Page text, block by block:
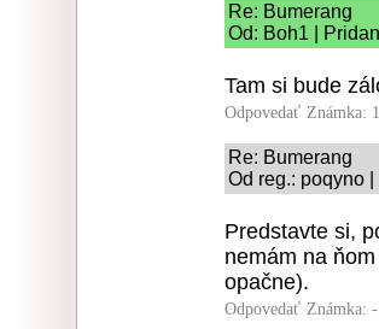
Re: Bumerang
Od: Boh1 |
Tam si bude
Odpovedať Známka:
Re: Bumerang
Od reg.: poqyno
Predstavte si,
nemám na
opačne).
Odpovedať Známka: